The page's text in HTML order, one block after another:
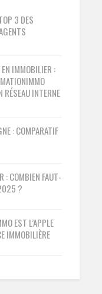
3 DES
IMMOBILIER :
RÉSEAU INTERNE
: COMPARATIF
: COMBIEN FAUT-
?
EST L’APPLE
IMMOBILIÈRE